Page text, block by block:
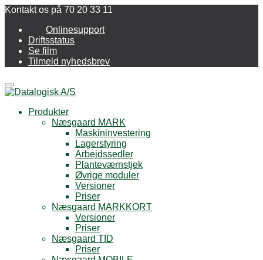
Kontakt os på 70 20 33 11
Onlinesupport
Driftsstatus
Se film
Tilmeld nyhedsbrev
Menu
Produkter
Næsgaard MARK
Maskininvestering
Lagerstyring
Arbejdssedler
Planteværnstjek
Øvrige moduler
Versioner
Priser
Næsgaard MARKKORT
Versioner
Priser
Næsgaard TID
Priser